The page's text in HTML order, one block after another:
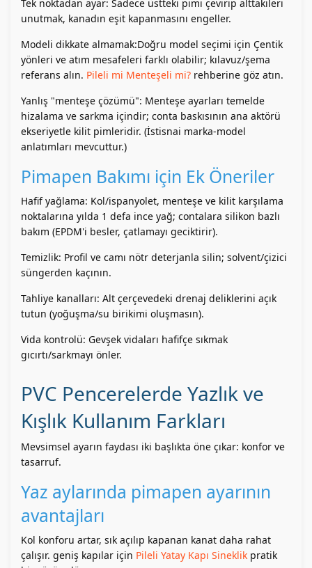
Tek noktadan ayar: Sadece üstteki pimi çevirip alttakileri
unutmak, kanadın eşit kapanmasını engeller.
Modeli dikkate almamak:Doğru model seçimi için Çentik
yönleri ve atım mesafeleri farklı olabilir; kılavuz/şema
referans alın. Pileli mi Menteşeli mi? rehberine göz atın.
Yanlış "menteşe çözümü": Menteşe ayarları temelde
hizalama ve sarkma içindir; conta baskısının ana aktörü
ekseriyetle kilit pimleridir. (İstisnai marka-model
anlatımları mevcuttur.)
Pimapen Bakımı için Ek Öneriler
Hafif yağlama: Kol/ispanyolet, menteşe ve kilit karşılama
noktalarına yılda 1 defa ince yağ; contalara silikon bazlı
bakım (EPDM'i besler, çatlamayı geciktirir).
Temizlik: Profil ve camı nötr deterjanla silin; solvent/çizici
süngerden kaçının.
Tahliye kanalları: Alt çerçevedeki drenaj deliklerini açık
tutun (yoğuşma/su birikimi oluşmasın).
Vida kontrolü: Gevşek vidaları hafifçe sıkmak
gıcırtı/sarkmayı önler.
PVC Pencerelerde Yazlık ve
Kışlık Kullanım Farkları
Mevsimsel ayarın faydası iki başlıkta öne çıkar: konfor ve
tasarruf.
Yaz aylarında pimapen ayarının
avantajları
Kol konforu artar, sık açılıp kapanan kanat daha rahat
çalışır. geniş kapılar için Pileli Yatay Kapı Sineklik pratik